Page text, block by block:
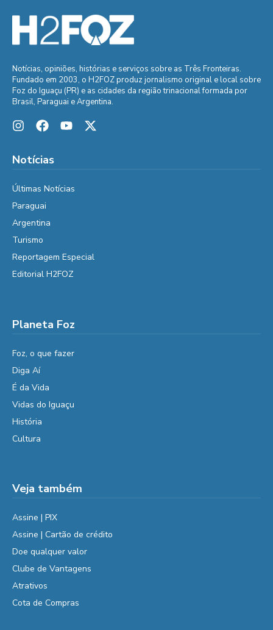
Notícias, opiniões, histórias e serviços sobre as Três Fronteiras.
Fundado em 2003, o H2FOZ produz jornalismo original e local sobre
Foz do Iguaçu (PR) e as cidades da região trinacional formada por
Brasil, Paraguai e Argentina.
Notícias
Últimas Notícias
Paraguai
Argentina
Turismo
Reportagem Especial
Editorial H2FOZ
Planeta Foz
Foz, o que fazer
Diga Aí
É da Vida
Vidas do Iguaçu
História
Cultura
Veja também
Assine | PIX
Assine | Cartão de crédito
Doe qualquer valor
Clube de Vantagens
Atrativos
Cota de Compras